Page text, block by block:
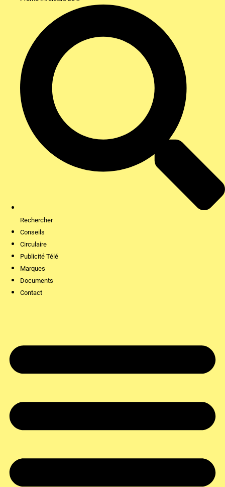
Rechercher
Conseils
Circulaire
Publicité Télé
Marques
Documents
Contact